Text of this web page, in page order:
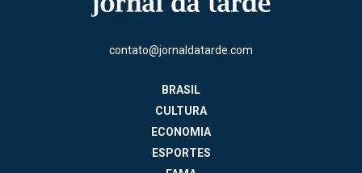
contato@jornaldatarde.com
BRASIL
CULTURA
ECONOMIA
ESPORTES